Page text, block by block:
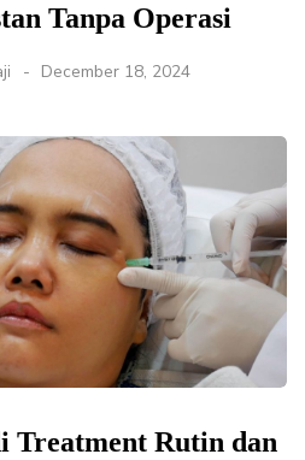
Tanpa Operasi
December 18, 2024
Treatment Rutin dan